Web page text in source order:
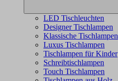
LED Tischleuchten
Designer Tischlampen
Klassische Tischlampen
Luxus Tischlampen
Tischlampen für Kinder
Schreibtischlampen
Touch Tischlampen